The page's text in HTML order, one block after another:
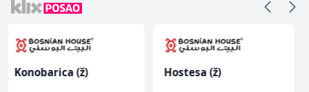
Hostesa (ž) Električar (m/ž)